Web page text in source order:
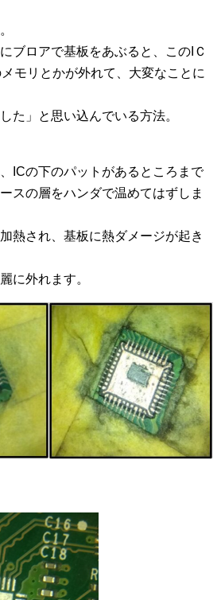
ブロアで基板をあぶると、このIＣ
モリとかが外れて、大変なことに
た」と思い込んでいる方法。
ICの下のパットがあるところまで
スの層をハンダで温めてはずしま
熱され、基板に熱ダメージが起き
に外れます。